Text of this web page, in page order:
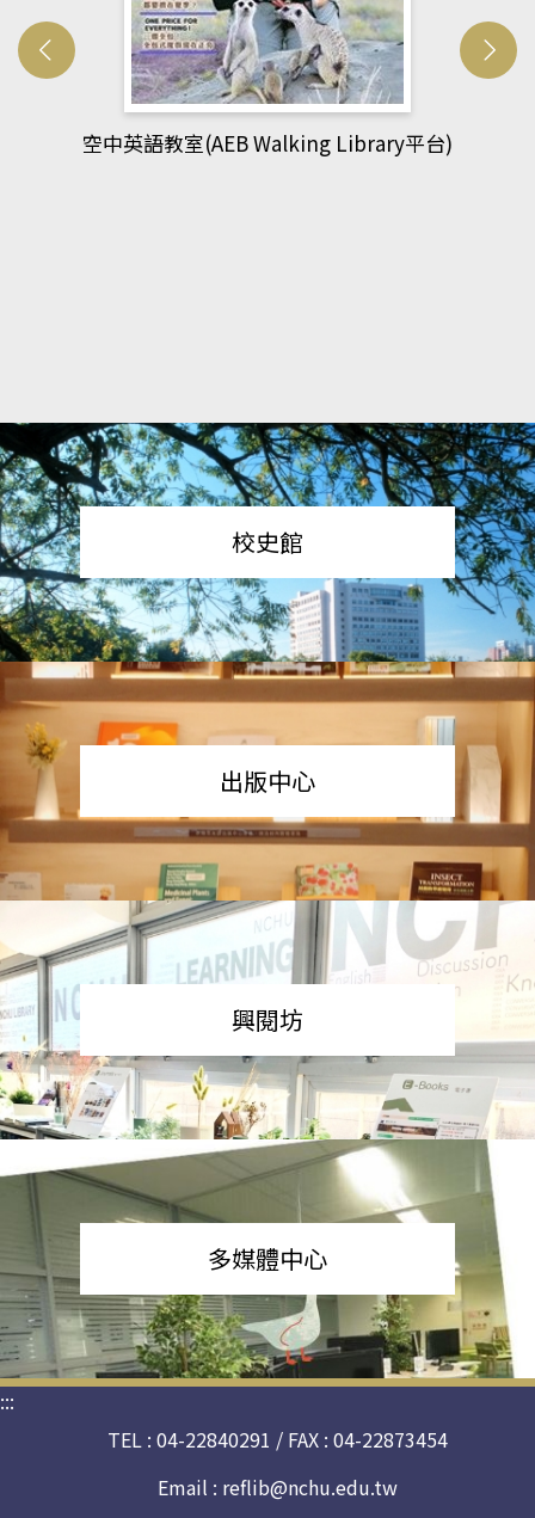
網管人(kono平台)
校史館
出版中心
興閱坊
多媒體中心
:::
TEL : 04-22840291 / FAX : 04-22873454
Email : reflib@nchu.edu.tw